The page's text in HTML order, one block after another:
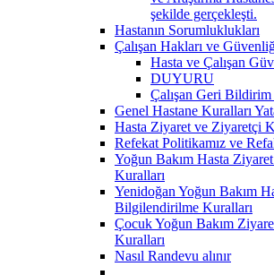
şekilde gerçekleşti.
Hastanın Sorumluklukları
Çalışan Hakları ve
Hasta ve Çalışan
DUYURU
Çalışan Geri
Genel Hastane Kuralları
Hasta Ziyaret ve Ziyaretçi
Refekat Politikamız ve
Yoğun Bakım Hasta
Kuralları
Yenidoğan Yoğun Bakım
Bilgilendirilme Kuralları
Çocuk Yoğun Bakım
Kuralları
Nasıl Randevu alınır